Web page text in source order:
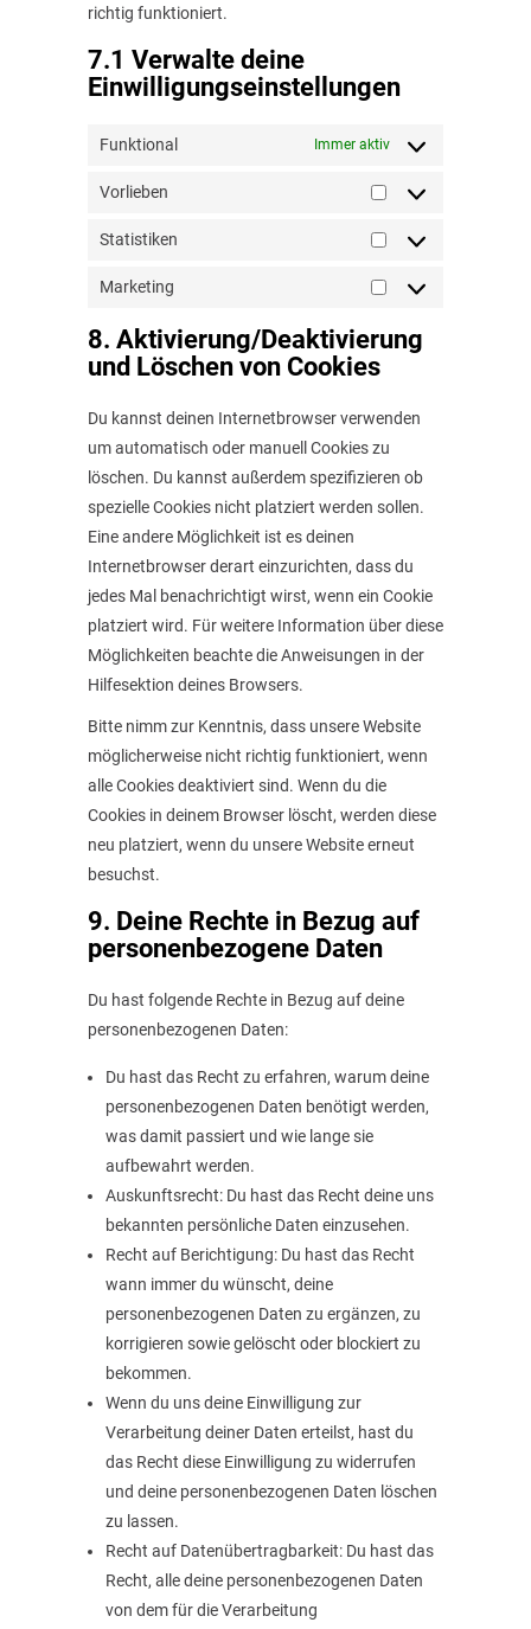
richtig funktioniert.
7.1 Verwalte deine
Einwilligungseinstellungen
Funktional Immer aktiv
Vorlieben
Vorlieben
Statistiken
Statistiken
Marketing
Marketing
8. Aktivierung/Deaktivierung
und Löschen von Cookies
Du kannst deinen Internetbrowser verwenden
um automatisch oder manuell Cookies zu
löschen. Du kannst außerdem spezifizieren ob
spezielle Cookies nicht platziert werden sollen.
Eine andere Möglichkeit ist es deinen
Internetbrowser derart einzurichten, dass du
jedes Mal benachrichtigt wirst, wenn ein Cookie
platziert wird. Für weitere Information über diese
Möglichkeiten beachte die Anweisungen in der
Hilfesektion deines Browsers.
Bitte nimm zur Kenntnis, dass unsere Website
möglicherweise nicht richtig funktioniert, wenn
alle Cookies deaktiviert sind. Wenn du die
Cookies in deinem Browser löscht, werden diese
neu platziert, wenn du unsere Website erneut
besuchst.
9. Deine Rechte in Bezug auf
personenbezogene Daten
Du hast folgende Rechte in Bezug auf deine
personenbezogenen Daten:
Du hast das Recht zu erfahren, warum deine
personenbezogenen Daten benötigt werden,
was damit passiert und wie lange sie
aufbewahrt werden.
Auskunftsrecht: Du hast das Recht deine uns
bekannten persönliche Daten einzusehen.
Recht auf Berichtigung: Du hast das Recht
wann immer du wünscht, deine
personenbezogenen Daten zu ergänzen, zu
korrigieren sowie gelöscht oder blockiert zu
bekommen.
Wenn du uns deine Einwilligung zur
Verarbeitung deiner Daten erteilst, hast du
das Recht diese Einwilligung zu widerrufen
und deine personenbezogenen Daten löschen
zu lassen.
Recht auf Datenübertragbarkeit: Du hast das
Recht, alle deine personenbezogenen Daten
von dem für die Verarbeitung